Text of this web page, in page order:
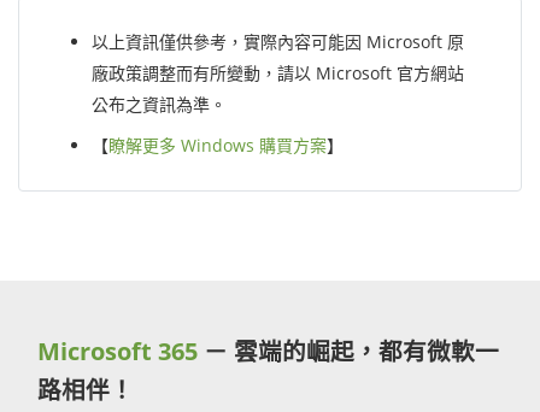
以上資訊僅供參考，實際內容可能因 Microsoft 原
廠政策調整而有所變動，請以 Microsoft 官方網站
公布之資訊為準。
【瞭解更多 Windows 購買方案】
Microsoft 365 － 雲端的崛起，都有微軟一
路相伴！